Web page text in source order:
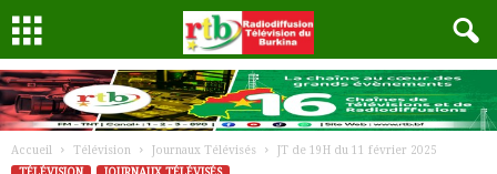
Accueil Télévision Journaux Télévisés
JT de 19H du 11 février 2025